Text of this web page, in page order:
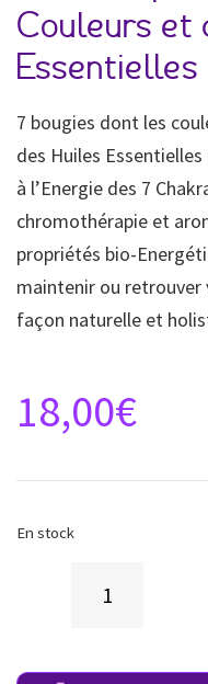
Couleurs et
Essentielles
7 bougies dont les
des Huiles
à l’Energie des 7
chromothérapie et
propriétés bio-
maintenir ou
façon naturelle et
18,00€
En stock